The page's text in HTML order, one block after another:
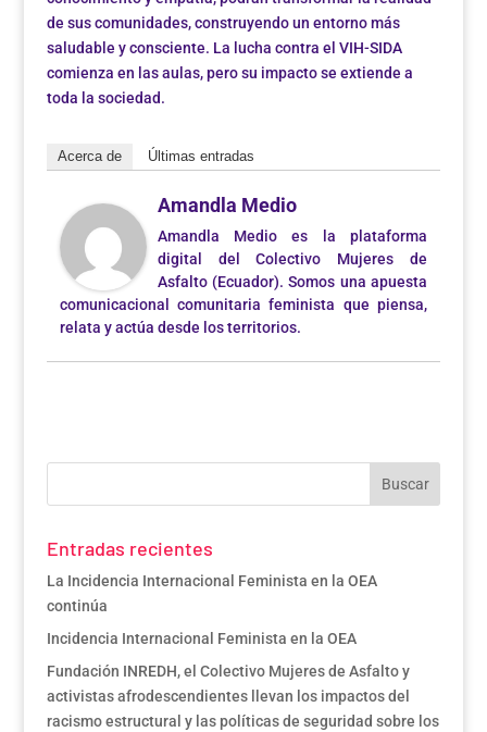
de sus comunidades, construyendo un entorno más
saludable y consciente. La lucha contra el VIH-SIDA
comienza en las aulas, pero su impacto se extiende a
toda la sociedad.
Acerca de Últimas entradas
Amandla Medio
Amandla Medio es la plataforma
digital del Colectivo Mujeres de
Asfalto (Ecuador). Somos una apuesta
comunicacional comunitaria feminista que piensa,
relata y actúa desde los territorios.
Entradas recientes
La Incidencia Internacional Feminista en la OEA
continúa
Incidencia Internacional Feminista en la OEA
Fundación INREDH, el Colectivo Mujeres de Asfalto y
activistas afrodescendientes llevan los impactos del
racismo estructural y las políticas de seguridad sobre los